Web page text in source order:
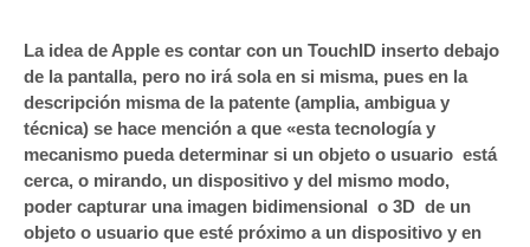
La idea de Apple es contar con un TouchID inserto debajo
de la pantalla, pero no irá sola en si misma, pues en la
descripción misma de la patente (amplia, ambigua y
técnica) se hace mención a que «esta tecnología y
mecanismo pueda determinar si un objeto o usuario está
cerca, o mirando, un dispositivo y del mismo modo,
poder capturar una imagen bidimensional o 3D de un
objeto o usuario que esté próximo a un dispositivo y en